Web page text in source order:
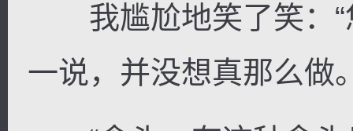
我尴尬地笑了笑：“
一说，并没想真那么做